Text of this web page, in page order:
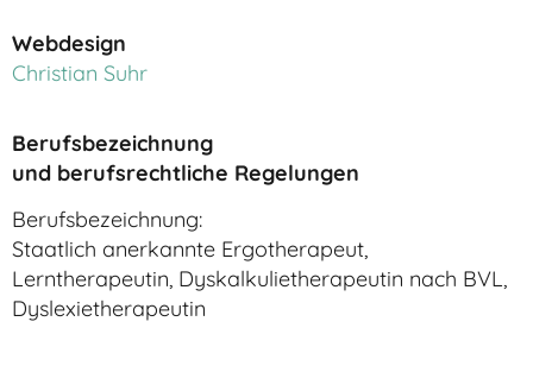
Webdesign
Christian Suhr
Berufsbezeichnung
und berufsrechtliche Regelungen
Berufsbezeichnung:
Staatlich anerkannte Ergotherapeut,
Lerntherapeutin, Dyskalkulietherapeutin nach BVL,
Dyslexietherapeutin